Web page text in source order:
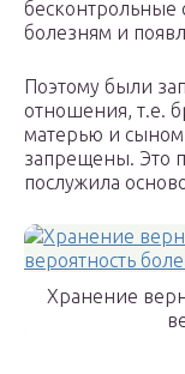
бесконтрольные
болезням и
Поэтому были
отношения, т.е.
матерью и
запрещены. Это
послужила
Хранение